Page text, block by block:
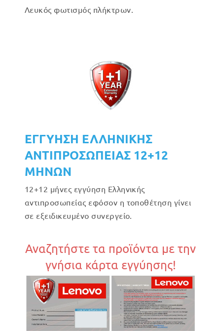
Λευκός φωτισμός πλήκτρων.
ΕΓΓΥΗΣΗ ΕΛΛΗΝΙΚΗΣ
ΑΝΤΙΠΡΟΣΩΠΕΙΑΣ 12+12
ΜΗΝΩΝ
12+12 μήνες εγγύηση Ελληνικής
αντιπροσωπείας εφόσον η τοποθέτηση γίνει
σε εξειδικευμένο συνεργείο.
Αναζητήστε τα προϊόντα με την
γνήσια κάρτα εγγύησης!